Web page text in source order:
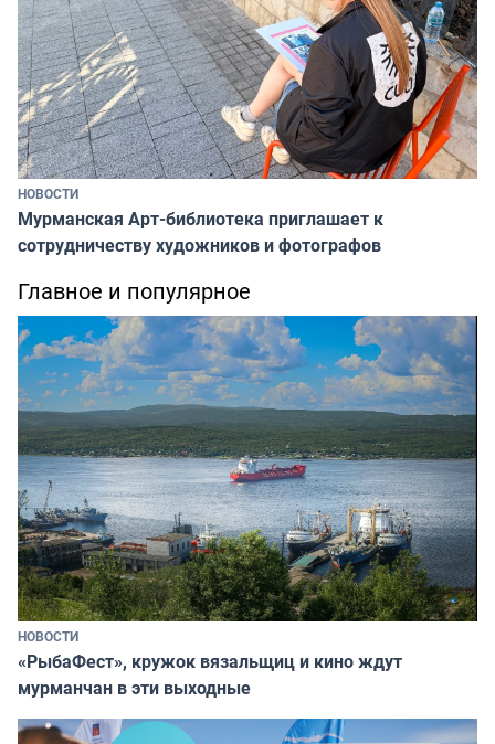
НОВОСТИ
Мурманская Арт-библиотека приглашает к
сотрудничеству художников и фотографов
Главное и популярное
НОВОСТИ
«РыбаФест», кружок вязальщиц и кино ждут
мурманчан в эти выходные